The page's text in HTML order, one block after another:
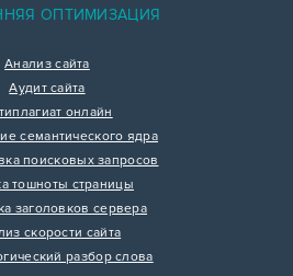
ОПТИМИЗАЦИЯ
Анализ сайта
Аудит сайта
онлайн
семантического ядра
поисковых запросов
тошноты страницы
заголовков сервера
скорости сайта
разбор слова